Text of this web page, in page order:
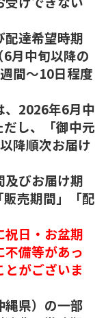
達希望時期
月中旬以降の
間～10日程度
2026年6月中
し、「御中元
降順次お届け
びお届け期
売期間」「配
日・お盆期
備等があっ
がございま
県）の一部